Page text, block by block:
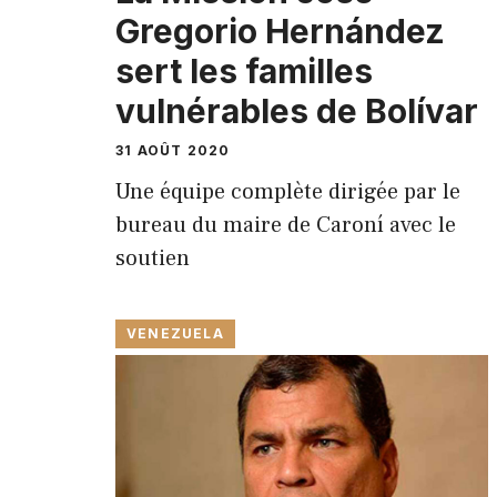
Gregorio Hernández
sert les familles
vulnérables de Bolívar
31 AOÛT 2020
Une équipe complète dirigée par le
bureau du maire de Caroní avec le
soutien
VENEZUELA